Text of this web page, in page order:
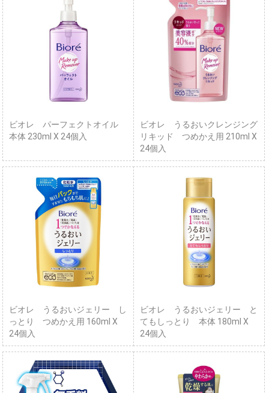
ビオレ パーフェクトオイル
本体 230ml X 24個入
ビオレ うるおいクレンジング
リキッド つめかえ用 210ml X
24個入
ビオレ うるおいジェリー し
っとり つめかえ用 160ml X
24個入
ビオレ うるおいジェリー と
てもしっとり 本体 180ml X
24個入